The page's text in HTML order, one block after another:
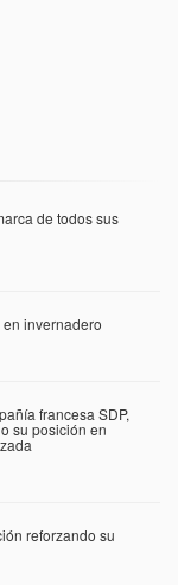
de todos sus
invernadero
francesa SDP,
su posición en
reforzando su